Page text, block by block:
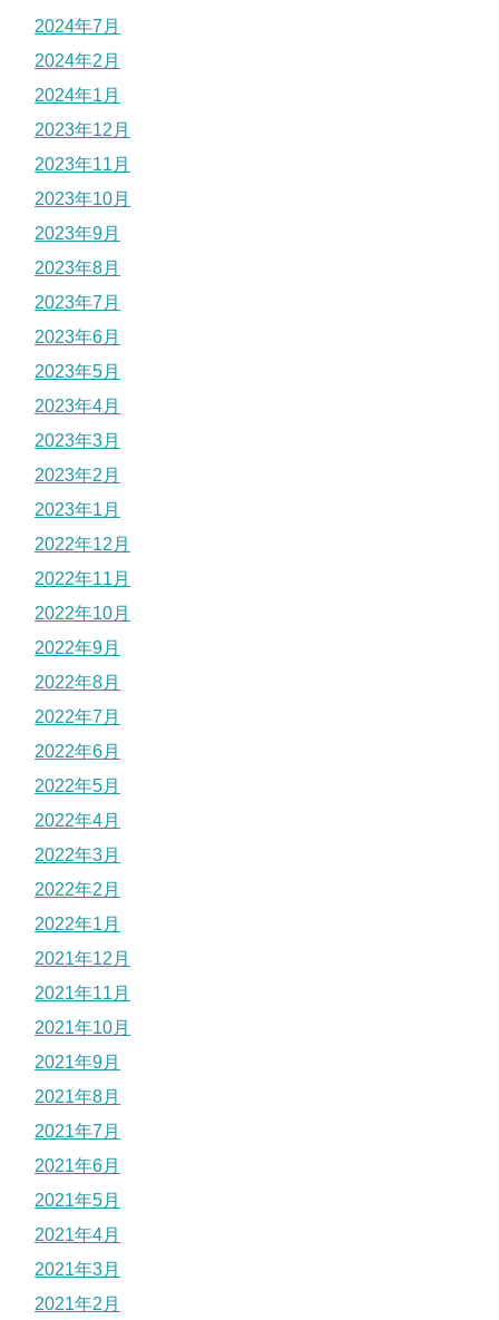
2024年7月
2024年2月
2024年1月
2023年12月
2023年11月
2023年10月
2023年9月
2023年8月
2023年7月
2023年6月
2023年5月
2023年4月
2023年3月
2023年2月
2023年1月
2022年12月
2022年11月
2022年10月
2022年9月
2022年8月
2022年7月
2022年6月
2022年5月
2022年4月
2022年3月
2022年2月
2022年1月
2021年12月
2021年11月
2021年10月
2021年9月
2021年8月
2021年7月
2021年6月
2021年5月
2021年4月
2021年3月
2021年2月